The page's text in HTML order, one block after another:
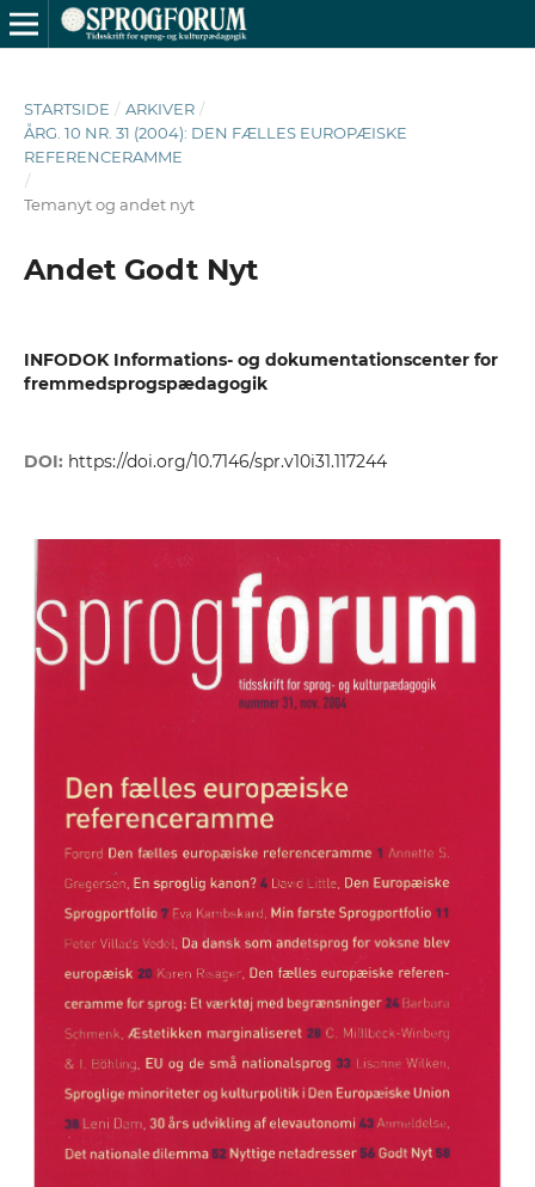
STARTSIDE / ARKIVER /
ÅRG. 10 NR. 31 (2004): DEN FÆLLES EUROPÆISKE
REFERENCERAMME
/
Temanyt og andet nyt
Andet Godt Nyt
INFODOK Informations- og dokumentationscenter for
fremmedsprogspædagogik
DOI: https://doi.org/10.7146/spr.v10i31.117244